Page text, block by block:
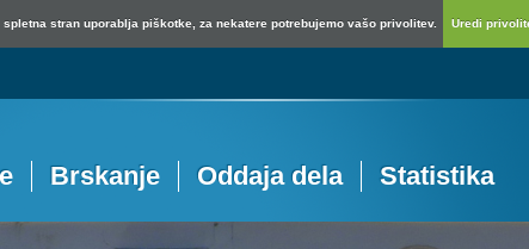
spletna stran uporablja piškotke, za nekatere potrebujemo vašo privolitev. Uredi
Brskanje Oddaja dela Statistika